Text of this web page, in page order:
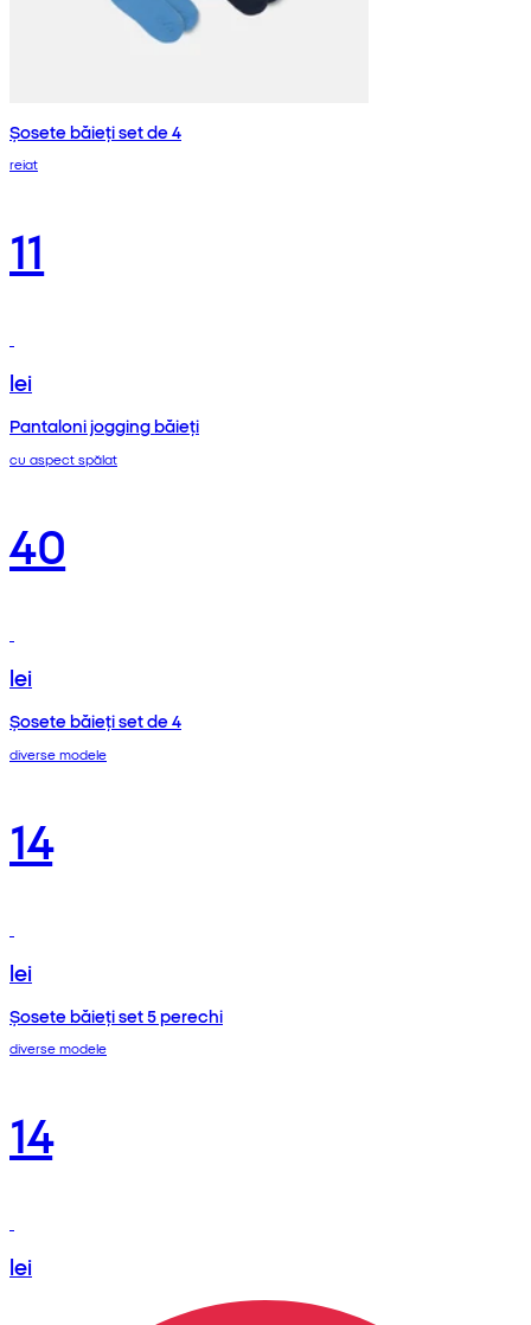
Șosete băieți set de 4
reiat
11
lei
Pantaloni jogging băieți
cu aspect spălat
40
lei
Șosete băieți set de 4
diverse modele
14
lei
Șosete băieți set 5 perechi
diverse modele
14
lei